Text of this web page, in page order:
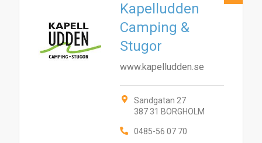
Kapelludden
Camping &
Stugor
www.kapelludden.se
Sandgatan 27
387 31 BORGHOLM
0485-56 07 70